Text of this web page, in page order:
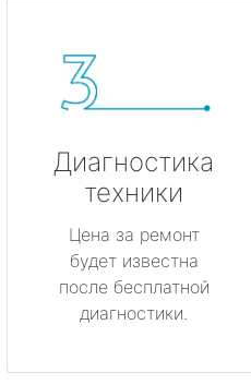
Диагностика
техники
Цена за ремонт
будет известна
после бесплатной
диагностики.